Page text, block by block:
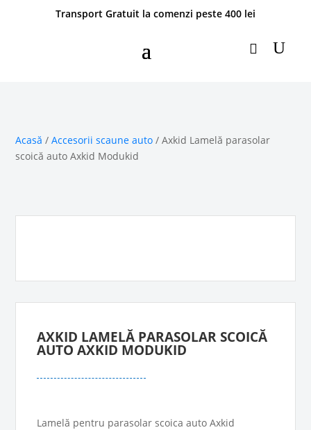
Transport Gratuit la comenzi peste 400 lei
Acasă /Accesorii scaune auto / Axkid Lamelă parasolar
scoică auto Axkid Modukid
AXKID LAMELĂ PARASOLAR SCOICĂ
AUTO AXKID MODUKID
Lamelă pentru parasolar scoica auto Axkid